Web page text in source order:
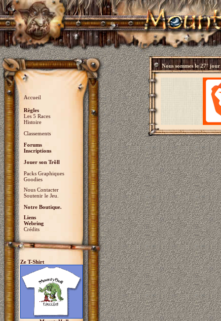
Accueil
Règles
Les 5 Races
Histoire
Classements
Forums
Inscriptions
Jouer son Trõll
Packs Graphiques
Goodies
Nous Contacter
Soutenir le Jeu.
Notre Boutique.
Liens
Webring
Crédits
Ze T-Shirt
Nous sommes le27° jour